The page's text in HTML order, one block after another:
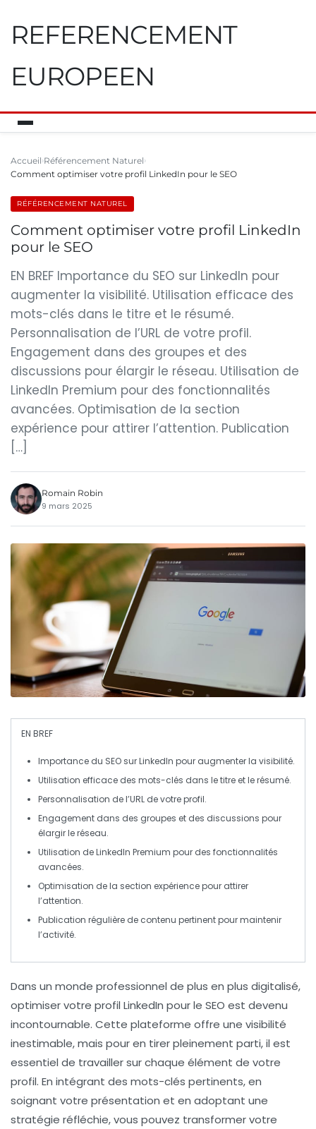
REFERENCEMENT
EUROPEEN
Accueil Référencement Naturel
Comment optimiser votre profil LinkedIn pour le SEO
RÉFÉRENCEMENT NATUREL
Comment optimiser votre profil LinkedIn
pour le SEO
EN BREF Importance du SEO sur LinkedIn pour
augmenter la visibilité. Utilisation efficace des
mots-clés dans le titre et le résumé.
Personnalisation de l’URL de votre profil.
Engagement dans des groupes et des
discussions pour élargir le réseau. Utilisation de
LinkedIn Premium pour des fonctionnalités
avancées. Optimisation de la section
expérience pour attirer l’attention. Publication
[…]
Romain Robin
9 mars 2025
EN BREF
Importance du SEO sur LinkedIn pour augmenter la visibilité.
Utilisation efficace des mots-clés dans le titre et le résumé.
Personnalisation de l’URL de votre profil.
Engagement dans des groupes et des discussions pour
élargir le réseau.
Utilisation deLinkedIn Premium pour des fonctionnalités
avancées.
Optimisation de la section expériencepour attirer
l’attention.
Publication régulière de contenu pertinentpour maintenir
l’activité.
Dans un monde professionnel de plus en plus digitalisé,
optimiser votre profil LinkedIn pour le SEO est devenu
incontournable. Cette plateforme offre une visibilité
inestimable, mais pour en tirer pleinement parti, il est
essentiel de travailler sur chaque élément de votre
profil. En intégrant des mots-clés pertinents, en
soignant votre présentation et en adoptant une
stratégie réfléchie, vous pouvez transformer votre